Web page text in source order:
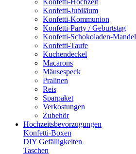
Konfetti-Hochzeit
Konfetti-Jubiläum
Konfetti-Kommunion
Konfetti-Party / Geburtstag
Konfetti-Schokoladen-Mandel
Konfetti-Taufe
Kuchendeckel
Macarons
Mäusespeck
Pralinen
Reis
Sparpaket
Verkostungen
Zubehör
Hochzeitsbevorzugungen
Konfetti-Boxen
DIY Gefälligkeiten
Taschen